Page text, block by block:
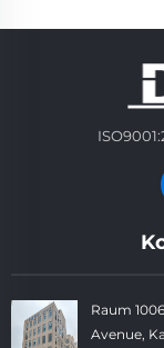
Raum
Avenue,